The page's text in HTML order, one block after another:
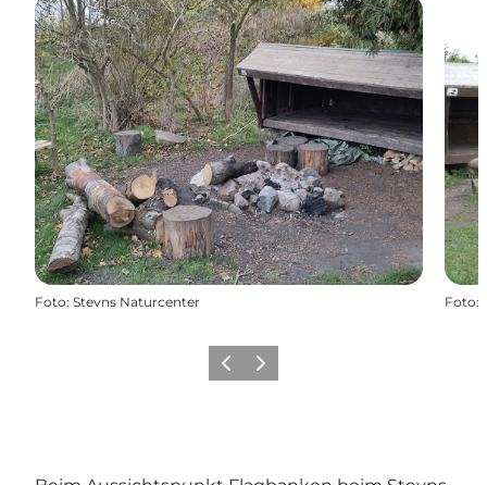
Foto: Stevns Naturcenter Foto:
ZurückWeiter